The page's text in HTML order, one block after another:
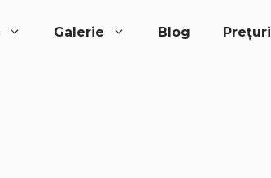
Galerie Blog Prețuri